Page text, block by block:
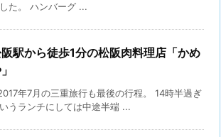
た。 ハンバーグ ...
駅から徒歩1分の松阪肉料理店「かめ
年7月の三重旅行も最後の行程。 14時半過ぎ
うランチにしては中途半端 ...